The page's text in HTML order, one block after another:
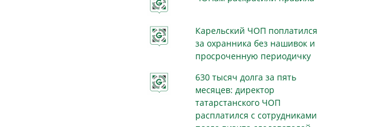
Карельский ЧОП поплатился
за охранника без нашивок и
просроченную периодичку
630 тысяч долга за пять
месяцев: директор
татарстанского ЧОП
расплатился с сотрудниками